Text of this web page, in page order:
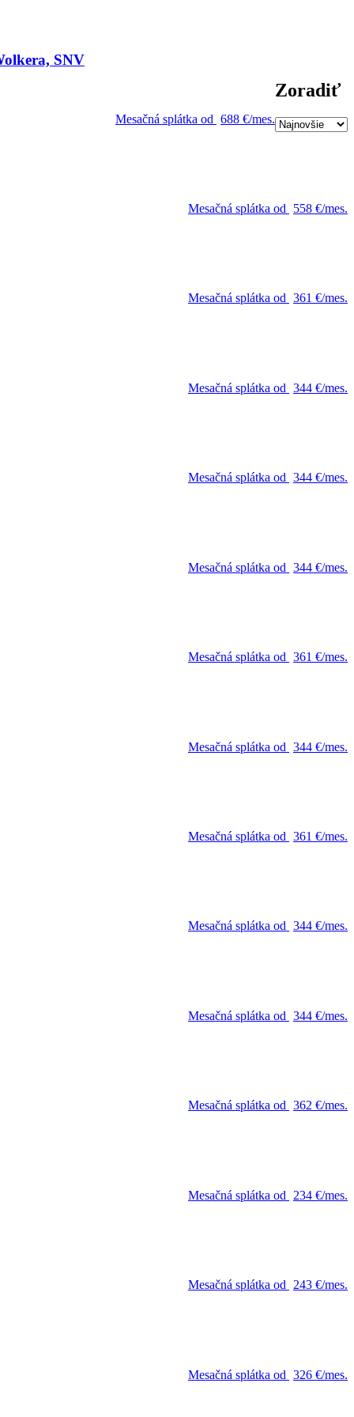
Zoradiť
SNV
Mesačná splátka od 688 €/mes.
Mesačná splátka od
558 €/mes.
Mesačná splátka od 361 €/mes.
Mesačná splátka od 344 €/mes.
Mesačná splátka od 344 €/mes.
Mesačná splátka od 344 €/mes.
Mesačná splátka od 361 €/mes.
Mesačná splátka od 344 €/mes.
Mesačná splátka od 361 €/mes.
Mesačná splátka od 344 €/mes.
Mesačná splátka od 344 €/mes.
Mesačná splátka od 362 €/mes.
Mesačná splátka od
234 €/mes.
Mesačná splátka od
243 €/mes.
Mesačná splátka od 326 €/mes.